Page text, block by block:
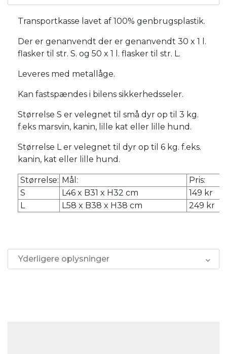
Transportkasse lavet af 100% genbrugsplastik.
Der er genanvendt der er genanvendt 30 x 1 l.
flasker til str. S. og 50 x 1 l. flasker til str. L.
Leveres med metallåge.
Kan fastspændes i bilens sikkerhedsseler.
Størrelse S er velegnet til små dyr op til 3 kg.
f.eks marsvin, kanin, lille kat eller lille hund.
Størrelse L er velegnet til dyr op til 6 kg. f.eks.
kanin, kat eller lille hund.
Størrelse: Mål:
Pris:
S
L46 x B31 x H32 cm
149 kr
L
L58 x B38 x H38 cm 249 kr
Yderligere oplysninger